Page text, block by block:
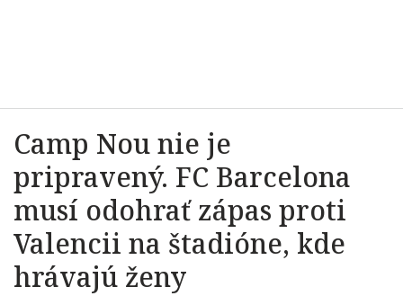
Camp Nou nie je
pripravený. FC Barcelona
musí odohrať zápas proti
Valencii na štadióne, kde
hrávajú ženy